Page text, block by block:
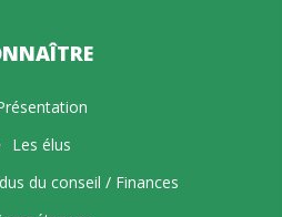
Les élus
du conseil / Finances